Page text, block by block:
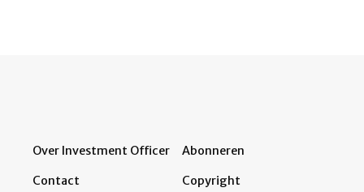
Over Investment Officer
Contact
Abonneren
Copyright